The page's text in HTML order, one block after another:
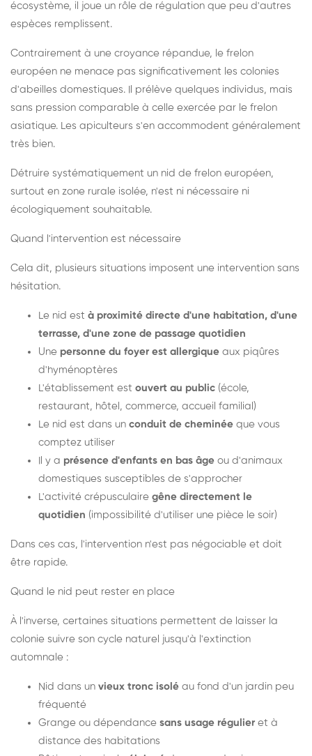
écosystème, il joue un rôle de régulation que peu d'autres
espèces remplissent.
Contrairement à une croyance répandue, le frelon
européen ne menace pas significativement les colonies
d'abeilles domestiques. Il prélève quelques individus, mais
sans pression comparable à celle exercée par le frelon
asiatique. Les apiculteurs s'en accommodent généralement
très bien.
Détruire systématiquement un nid de frelon européen,
surtout en zone rurale isolée, n'est ni nécessaire ni
écologiquement souhaitable.
Quand l'intervention est nécessaire
Cela dit, plusieurs situations imposent une intervention sans
hésitation.
Le nid est à proximité directe d'une habitation, d'une
terrasse, d'une zone de passage quotidien
Une personne du foyer est allergique aux piqûres
d'hyménoptères
L'établissement est ouvert au public (école,
restaurant, hôtel, commerce, accueil familial)
Le nid est dans un conduit de cheminée que vous
comptez utiliser
Il y a présence d'enfants en bas âge ou d'animaux
domestiques susceptibles de s'approcher
L'activité crépusculaire gêne directement le
quotidien (impossibilité d'utiliser une pièce le soir)
Dans ces cas, l'intervention n'est pas négociable et doit
être rapide.
Quand le nid peut rester en place
À l'inverse, certaines situations permettent de laisser la
colonie suivre son cycle naturel jusqu'à l'extinction
automnale :
Nid dans un vieux tronc isolé au fond d'un jardin peu
fréquenté
Grange ou dépendance sans usage régulier et à
distance des habitations